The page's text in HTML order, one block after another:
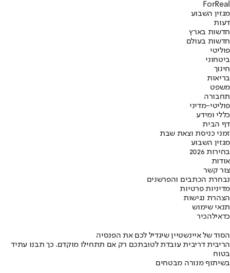
ForReal
מגזין השבוע
דעות
חדשות בארץ
חדשות בעולם
פוליטי
ביטחוני
חינוך
בריאות
משפט
תחבורה
פוליטי-מדיני
כללי ומידע
דף הבית
זמני כניסת וצאת שבת
מגזין השבוע
בחירות 2026
אודות
צור קשר
נבחרת הכתבים והפרשנים
מדיניות פרטיות
הצהרת נגישות
תנאי שימוש
כדאילהכיר
הסוד של איינשטיין שיגדיל לכם את הפנסיה
הריבית דריבית עובדת לטובתכם רק אם תתחילו מוקדם. כך תבנו עתיד
בטוח
בשיתוף מנורה מבטחים